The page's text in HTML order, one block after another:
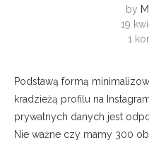
by
19
1
Podstawą formą
kradzieżą profilu na
prywatnych danych jest
Nie ważne czy mamy 300